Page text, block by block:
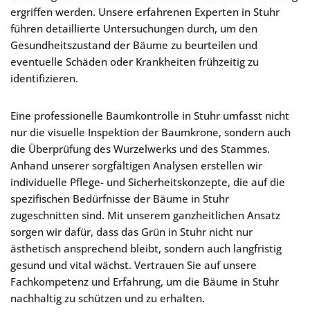
ergriffen werden. Unsere erfahrenen Experten in Stuhr
führen detaillierte Untersuchungen durch, um den
Gesundheitszustand der Bäume zu beurteilen und
eventuelle Schäden oder Krankheiten frühzeitig zu
identifizieren.
Eine professionelle Baumkontrolle in Stuhr umfasst nicht
nur die visuelle Inspektion der Baumkrone, sondern auch
die Überprüfung des Wurzelwerks und des Stammes.
Anhand unserer sorgfältigen Analysen erstellen wir
individuelle Pflege- und Sicherheitskonzepte, die auf die
spezifischen Bedürfnisse der Bäume in Stuhr
zugeschnitten sind. Mit unserem ganzheitlichen Ansatz
sorgen wir dafür, dass das Grün in Stuhr nicht nur
ästhetisch ansprechend bleibt, sondern auch langfristig
gesund und vital wächst. Vertrauen Sie auf unsere
Fachkompetenz und Erfahrung, um die Bäume in Stuhr
nachhaltig zu schützen und zu erhalten.